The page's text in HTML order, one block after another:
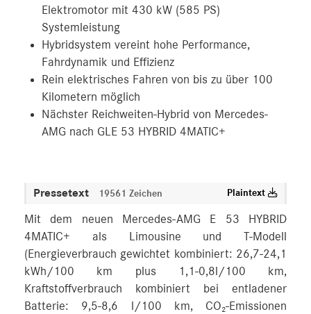
Elektromotor mit 430 kW (585 PS)
Systemleistung
Hybridsystem vereint hohe Performance,
Fahrdynamik und Effizienz
Rein elektrisches Fahren von bis zu über 100
Kilometern möglich
Nächster Reichweiten-Hybrid von Mercedes-
AMG nach GLE 53 HYBRID 4MATIC+
Pressetext 19561 Zeichen Plaintext
Mit dem neuen Mercedes-AMG E 53 HYBRID
4MATIC+ als Limousine und T-Modell
(Energieverbrauch gewichtet kombiniert: 26,7-24,1
kWh/100 km plus 1,1-0,8l/100 km,
Kraftstoffverbrauch kombiniert bei entladener
Batterie: 9,5-8,6 l/100 km, CO₂-Emissionen